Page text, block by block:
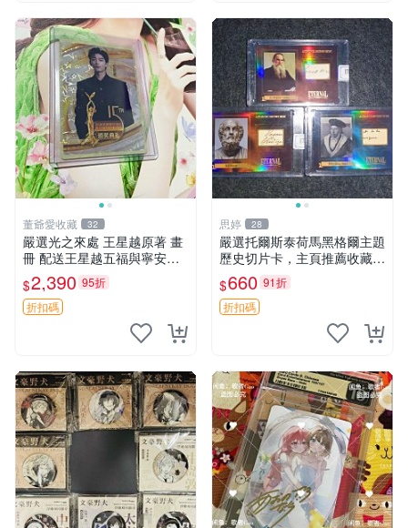
董爺愛收藏 32
嚴選光之來處 王星越原著 畫
冊 配送王星越五福與寧安特
別卡 超值收藏推薦 光之來處
王星越 插畫 極具收藏價值 寧
安典藏卡 限量收藏
$2,390 95折
折扣碼
思婷 28
嚴選托爾斯泰荷馬黑格爾主題
歷史切片卡，主頁推薦收藏更
多親拆好卡 歷史切片卡 托爾
斯泰 荷馬 黑格爾
$660 91折
折扣碼